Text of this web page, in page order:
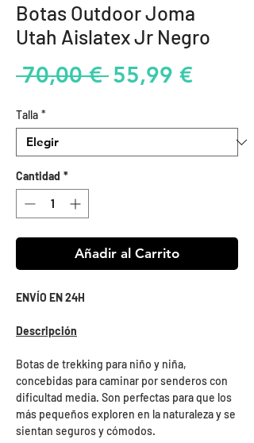
Botas Outdoor Joma
Utah Aislatex Jr Negro
70,00 € Precio
55,99 €Precio
oferta
Talla *
Cantidad *
Añadir al Carrito
ENVÍO EN 24H
Descripción
Botas de trekking para niño y niña,
concebidas para caminar por senderos con
dificultad media. Son perfectas para que los
más pequeños exploren en la naturaleza y se
sientan seguros y cómodos.